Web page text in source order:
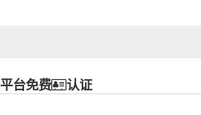
台免费 认证